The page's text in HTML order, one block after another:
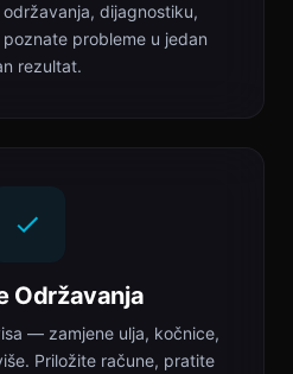
dijagnostiku,
probleme u jedan
rezultat.
Održavanja
— zamjene ulja, kočnice,
Priložite račune, pratite